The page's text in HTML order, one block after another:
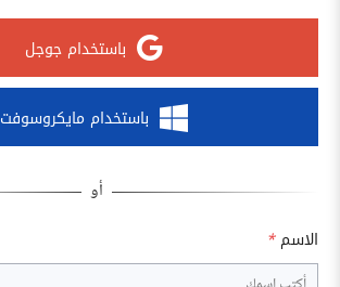
باستخدام جوجل
باستخدام مايكروسوفت
الاسم *